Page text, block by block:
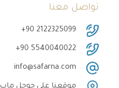
تواصل معنا
‎+90 2122325099
‎+90 5540040022
info@safarna.com